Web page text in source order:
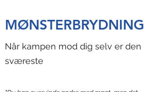
MØNSTERBRYDNING
Når kampen mod dig selv er den
sværeste